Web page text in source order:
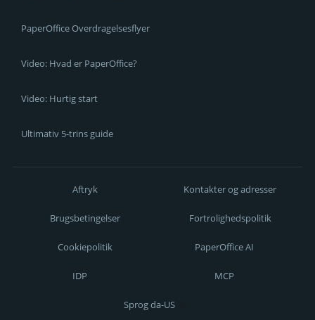
PaperOffice Overdragelsesflyer
Video: Hvad er PaperOffice?
Video: Hurtig start
Ultimativ 5-trins guide
Aftryk Kontakter og adresser
Brugsbetingelser Fortrolighedspolitik
Cookiepolitik PaperOffice AI
IDP MCP
Sprog da-US